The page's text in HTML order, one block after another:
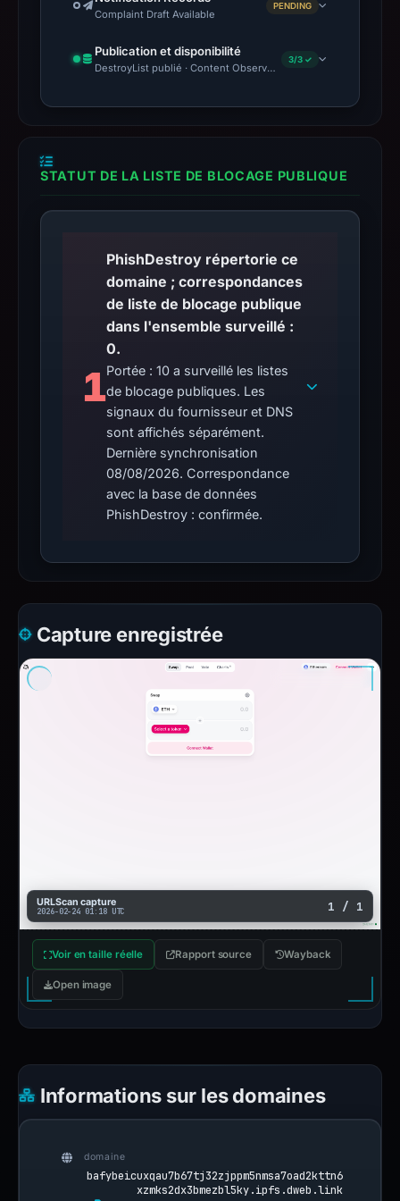
Complaint Draft Available
PENDING
Publication et disponibilité
DestroyList publié · Content Observed Unavailable · Délai
3/3 ✓
STATUT DE LA LISTE DE BLOCAGE PUBLIQUE
1
PhishDestroy répertorie ce
domaine ; correspondances
de liste de blocage publique
dans l'ensemble surveillé :
0.
Portée : 10 a surveillé les listes
de blocage publiques. Les
signaux du fournisseur et DNS
sont affichés séparément.
Dernière synchronisation
08/08/2026. Correspondance
avec la base de données
PhishDestroy : confirmée.
Capture enregistrée
URLScan capture
2026-02-24 01:18 UTC 1 / 1
Voir en taille réelle Rapport source Wayback
Open image
Informations sur les domaines
domaine
bafybeicuxqau7b67tj32zjppm5nmsa7oad2kttn6
xzmks2dx3bmezbl5ky.ipfs.dweb.link